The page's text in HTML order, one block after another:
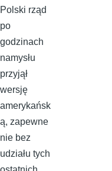
Polski rząd
po
godzinach
namysłu
przyjął
wersję
amerykańsk
ą, zapewne
nie bez
udziału tych